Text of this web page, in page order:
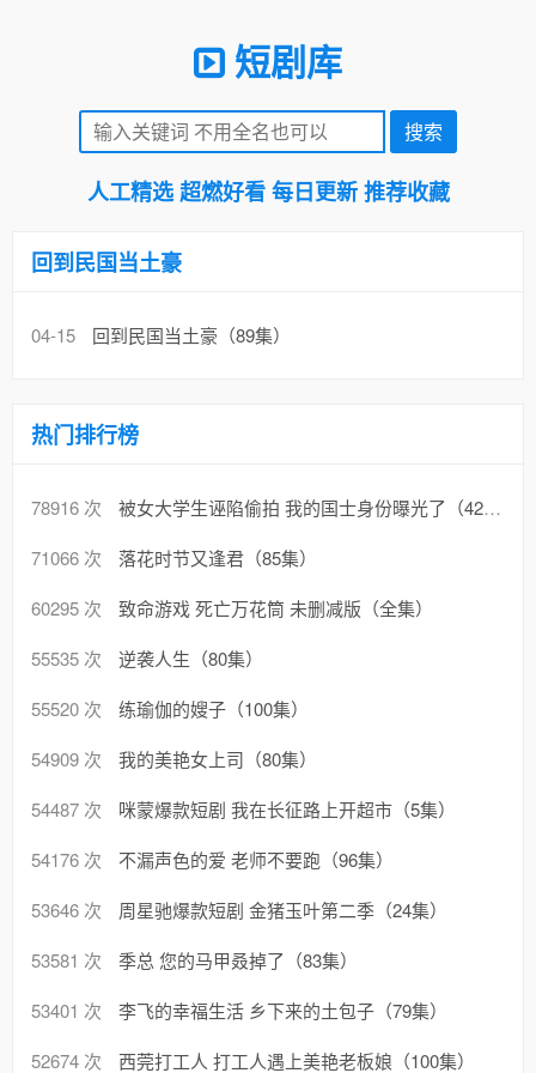
短剧库
人工精选 超燃好看 每日更新 推荐收藏
回到民国当土豪
04-15 回到民国当土豪（89集）
热门排行榜
78916 次
被女大学生诬陷偷拍 我的国士身份曝光了（42集）
71066 次
落花时节又逢君（85集）
60295 次
致命游戏 死亡万花筒 未删减版（全集）
55535 次
逆袭人生（80集）
55520 次
练瑜伽的嫂子（100集）
54909 次
我的美艳女上司（80集）
54487 次
咪蒙爆款短剧 我在长征路上开超市（5集）
54176 次
不漏声色的爱 老师不要跑（96集）
53646 次
周星驰爆款短剧 金猪玉叶第二季（24集）
53581 次
季总 您的马甲叒掉了（83集）
53401 次
李飞的幸福生活 乡下来的土包子（79集）
52674 次
西莞打工人 打工人遇上美艳老板娘（100集）